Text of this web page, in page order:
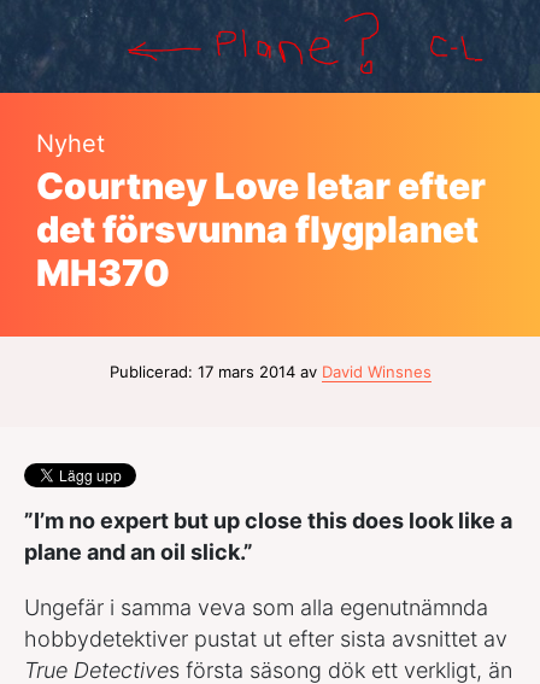
Nyhet
Courtney Love letar efter
det försvunna flygplanet
MH370
Publicerad: 17 mars 2014 av David Winsnes
”I’m no expert but up close this does look like a
plane and an oil slick.”
Ungefär i samma veva som alla egenutnämnda
hobbydetektiver pustat ut efter sista avsnittet av
True Detectives första säsong dök ett verkligt, än